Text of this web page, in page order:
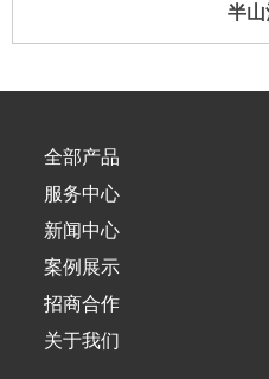
半
全部产品
服务中心
新闻中心
案例展示
招商合作
关于我们